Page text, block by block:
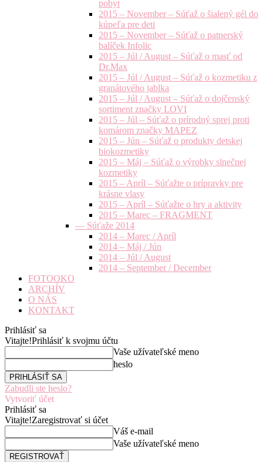
pobyt
2015 – November – Súťaž o šialený gél do
kúpeľa pre deti
2015 – November – Súťaž o patnerský
balíček Infolic
2015 – Júl / August – Súťaž o masť od
Dr.Max
2015 – Júl / August – Súťaž o kozmetiku z
granátového jablka
2015 – Júl / August – Súťaž o dojčenský
sortiment značky LOVI
2015 – Júl – Súťaž o prírodný sprej proti
komárom značky MAPEZ
2015 – Jún – Súťaž o produkty detskej
biokozmetiky
2015 – Máj – Súťaž o výrobky slnečnej
kozmetiky
2015 – Apríl – Súťažte o prípravky pre
krásne vlasy
2015 – Apríl – Súťažte o hry a aktivity
2015 – Marec – FRAGMENT
— Súťaže 2014
2014 – Marec / Apríl
2014 – Máj / Jún
2014 – Júl / August
2014 – September / December
FOTOOKO
ARCHÍV
O NÁS
KONTAKT
Prihlásiť sa
Vitajte!Prihlásiť k svojmu účtu
Vaše užívateľské meno
heslo
Zabudli ste heslo?
Vytvoriť účet
Prihlásiť sa
Vitajte!Zaregistrovať si účet
Váš e-mail
Vaše užívateľské meno